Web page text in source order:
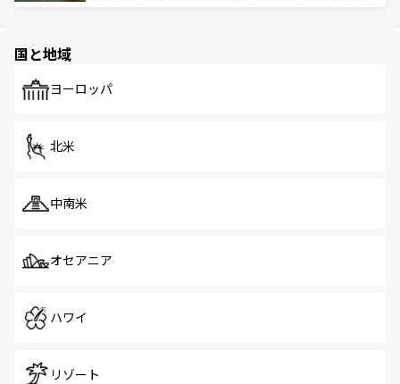
で、ホーカーズは地元の風情を楽しめる外せないスポット
国と地域
ヨーロッパ
北米
中南米
オセアニア
ハワイ
リゾート